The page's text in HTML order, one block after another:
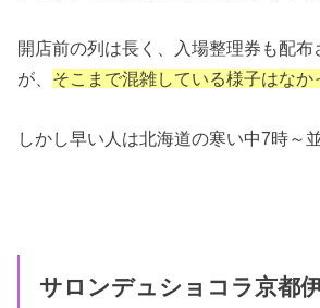
開店前の列は長く、入場整理券も配布
が、 そこまで混雑している様子はなか
しかし早い人は北海道の寒い中7時～
サロンデュショコラ京都